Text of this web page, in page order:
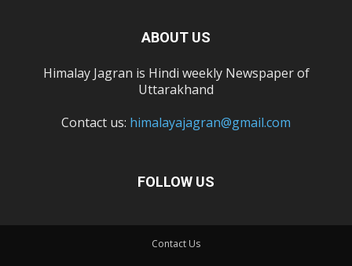
ABOUT US
Himalay Jagran is Hindi weekly Newspaper of
Uttarakhand
Contact us: himalayajagran@gmail.com
FOLLOW US
Contact Us